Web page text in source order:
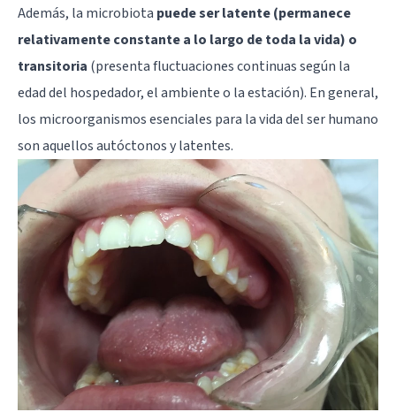
Además, la microbiota puede ser latente (permanece
relativamente constante a lo largo de toda la vida) o
transitoria (presenta fluctuaciones continuas según la
edad del hospedador, el ambiente o la estación). En general,
los microorganismos esenciales para la vida del ser humano
son aquellos autóctonos y latentes.